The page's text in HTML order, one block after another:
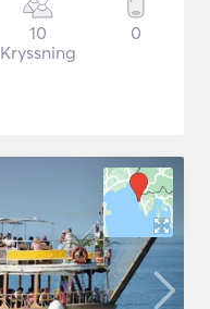
10
Kryssning
0